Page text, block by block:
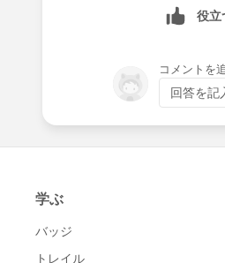
sum(IF
END)/
END
役立
コメントを
回答を記